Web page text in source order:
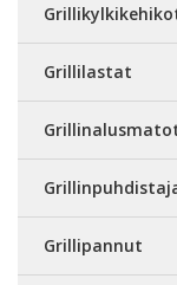
Grillilastat
Grillipannut